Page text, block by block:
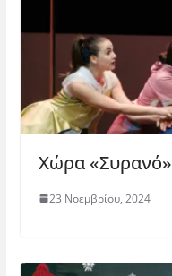
Χώρα «Συρανό»
23 Νοεμβρίου, 2024